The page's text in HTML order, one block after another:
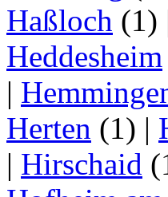
Haßloch (1)
Heddesheim
|
Herten (1) |
| Hirschaid